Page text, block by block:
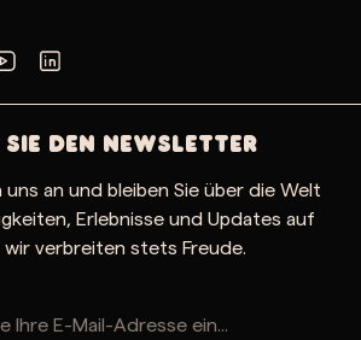
Sie den Newsletter
uns an und bleiben Sie über die Welt
Erlebnisse und Updates auf
verbreiten stets Freude.